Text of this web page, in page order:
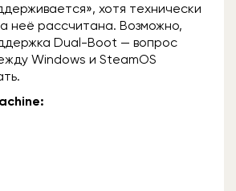
хотя технически
неё рассчитана. Возможно,
Dual-Boot — вопрос
Windows и SteamOS